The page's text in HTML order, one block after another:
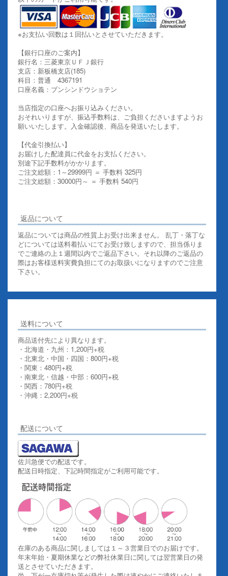
※お支払い回数は１回払いとさせていただきます。
【銀行口座のご案内】
銀行名：三菱東京ＵＦＪ銀行
支店：新板橋支店(185)
科目：普通 4367191
口座名義：ブンシンドウショテン
当店指定の口座へお振り込みください。
おそれいりますが、振込手数料は、ご負担くださいますようお
願いいたします。入金確認後、商品を発送いたします。
【代金引換払い】
お届けした配達員に代金をお支払ください。
別途下記手数料がかかります。
ご注文総額：1～29999円 ＝ 手数料 325円
ご注文総額：30000円～ ＝ 手数料 540円
返品について
返品については商品の性質上お受け出来ません。 乱丁・落丁な
どについては送料着払いにてお受け致しますので、担当係りま
でご連絡の上１週間以内でご返品下さい。それ以降のご返品の
際はお客様送料実費負担にてのお取扱いになりますのでご注意
下さい。
送料について
商品送付先により異なります。
・北海道・九州：1,200円+税
・北東北・中国・四国：800円+税
・関東：480円+税
・南東北・信越・中部：600円+税
・関西：780円+税
・沖縄：2,200円+税
配送について
佐川急便での配送です。
配送日時指定、下記時間指定がご利用可能です。
在庫のある商品に関しましては１～３営業日でのお届けです。
年末年始・夏期休業などの弊社休業日に関しては翌営業日の発
送とさせていただきます。